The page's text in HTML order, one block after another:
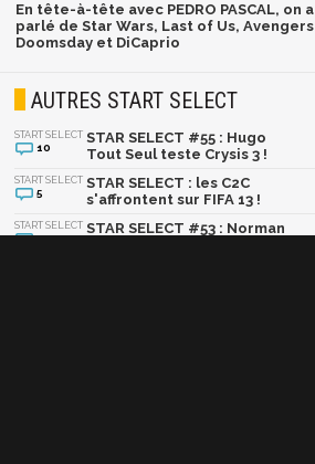
En tête-à-tête avec PEDRO PASCAL, on a
parlé de Star Wars, Last of Us, Avengers
Doomsday et DiCaprio
AUTRES START SELECT
START SELECT
10
STAR SELECT #55 : Hugo
Tout Seul teste Crysis 3 !
START SELECT
5
STAR SELECT : les C2C
s'affrontent sur FIFA 13 !
START SELECT
12
STAR SELECT #53 : Norman